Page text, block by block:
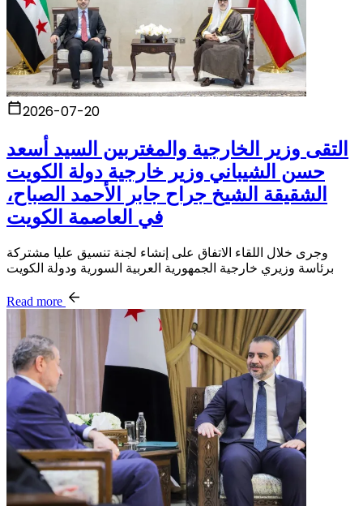
2026-07-20
التقى وزير الخارجية والمغتربين السيد أسعد
حسن الشيباني وزير خارجية دولة الكويت
الشقيقة الشيخ جراح جابر الأحمد الصباح،
في العاصمة الكويت
وجرى خلال اللقاء الاتفاق على إنشاء لجنة تنسيق عليا مشتركة
برئاسة وزيري خارجية الجمهورية العربية السورية ودولة الكويت
Read more